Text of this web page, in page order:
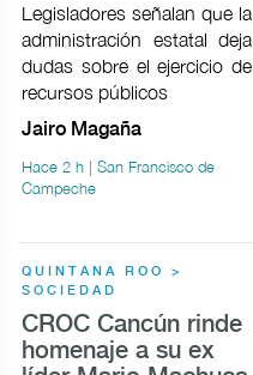
Legisladores señalan que la
administración estatal deja
dudas sobre el ejercicio de
recursos públicos
Jairo Magaña
Hace 2 h | San Francisco de
Campeche
QUINTANA ROO >
SOCIEDAD
CROC Cancún rinde
homenaje a su ex